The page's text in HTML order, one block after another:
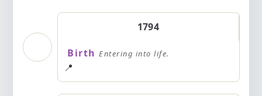
1794
BirthEntering into life.
📍